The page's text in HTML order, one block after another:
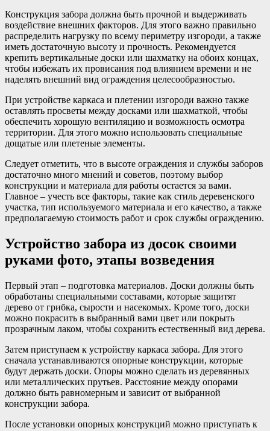
Конструкция забора должна быть прочной и выдерживать
воздействие внешних факторов. Для этого важно правильно
распределить нагрузку по всему периметру изгороди, а также
иметь достаточную высоту и прочность. Рекомендуется
крепить вертикальные доски или шахматку на обоих концах,
чтобы избежать их провисания под влиянием времени и не
наделять внешний вид ограждения целесообразностью.
При устройстве каркаса и плетении изгороди важно также
оставлять просветы между досками или шахматкой, чтобы
обеспечить хорошую вентиляцию и возможность осмотра
территории. Для этого можно использовать специальные
дощатые или плетеные элементы.
Следует отметить, что в высоте ограждения и службы заборов
достаточно много мнений и советов, поэтому выбор
конструкции и материала для работы остается за вами.
Главное – учесть все факторы, такие как стиль деревенского
участка, тип используемого материала и его качество, а также
предполагаемую стоимость работ и срок службы ограждению.
Устройство забора из досок своими
руками фото, этапы возведения
Первый этап – подготовка материалов. Доски должны быть
обработаны специальными составами, которые защитят
дерево от грибка, сырости и насекомых. Кроме того, доски
можно покрасить в выбранный вами цвет или покрыть
прозрачным лаком, чтобы сохранить естественный вид дерева.
Затем приступаем к устройству каркаса забора. Для этого
сначала устанавливаются опорные конструкции, которые
будут держать доски. Опоры можно сделать из деревянных
или металлических прутьев. Расстояние между опорами
должно быть равномерным и зависит от выбранной
конструкции забора.
После установки опорных конструкций можно приступать к